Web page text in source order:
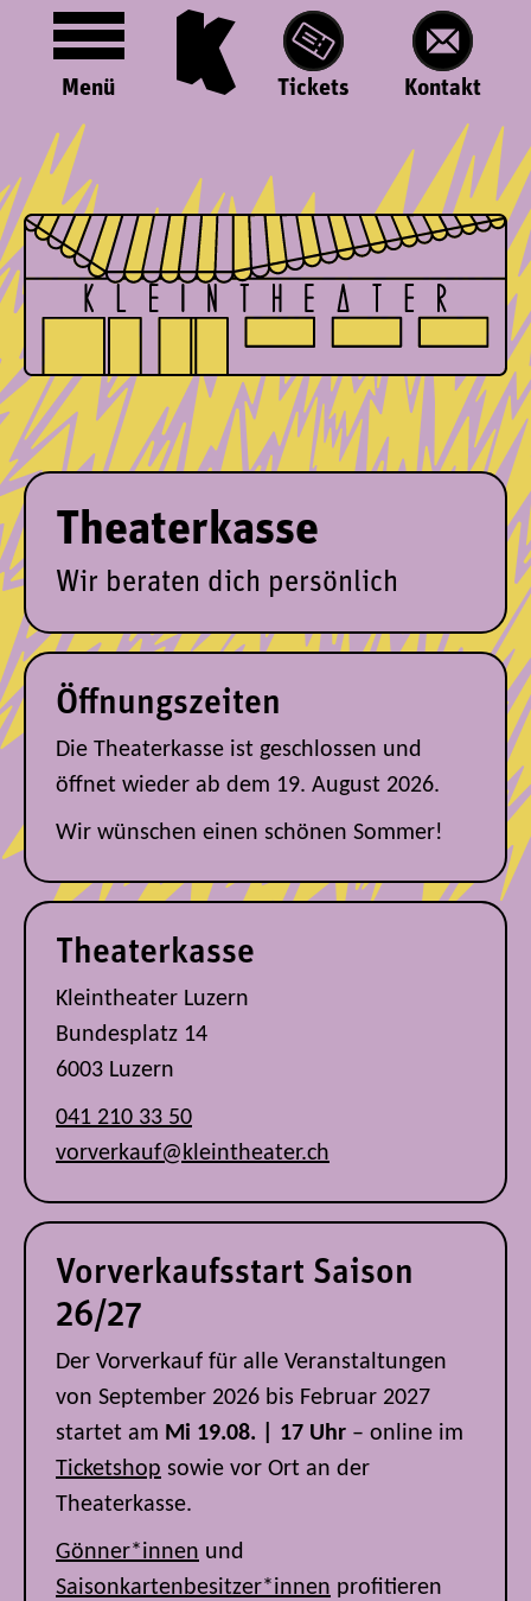
Menü Tickets Kontakt
Theaterkasse
Wir beraten dich persönlich
Öffnungszeiten
Die Theaterkasse ist geschlossen und
öffnet wieder ab dem 19. August 2026.
Wir wünschen einen schönen Sommer!
Theaterkasse
Kleintheater Luzern
Bundesplatz 14
6003 Luzern
041 210 33 50
vorverkauf@kleintheater.ch
Vorverkaufsstart Saison
26/27
Der Vorverkauf für alle Veranstaltungen
von September 2026 bis Februar 2027
startet am Mi 19.08. | 17 Uhr – online im
Ticketshop sowie vor Ort an der
Theaterkasse.
Gönner*innen und
Saisonkartenbesitzer*innen profitieren